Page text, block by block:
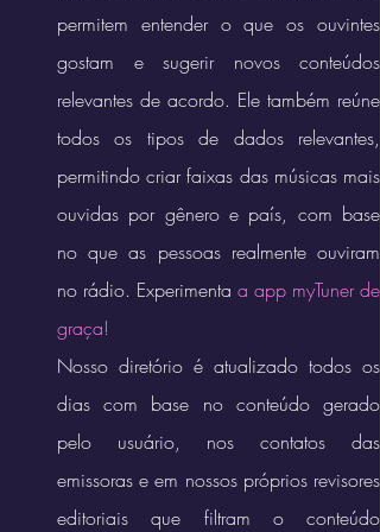
permitem entender o que os ouvintes
gostam e sugerir novos conteúdos
relevantes de acordo. Ele também reúne
todos os tipos de dados relevantes,
permitindo criar faixas das músicas mais
ouvidas por gênero e país, com base
no que as pessoas realmente ouviram
no rádio. Experimenta a app myTuner de
graça!
Nosso diretório é atualizado todos os
dias com base no conteúdo gerado
pelo usuário, nos contatos das
emissoras e em nossos próprios revisores
editoriais que filtram o conteúdo